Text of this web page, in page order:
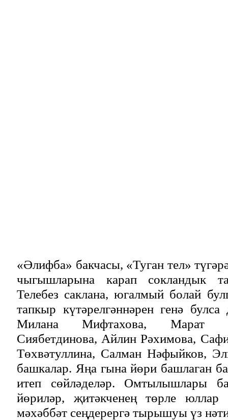
«Әлифба» бакчасы, «Туган тел»
чыгышларына карап сокландык
Телебез саклана, югалмый болай
тапкыр күтәрелгәннәрен генә
Милана Мифтахова, Марат
Сиябетдинова, Айлин Рәхимова,
Төхвәтуллина, Салман Нәфыйков,
башкалар. Яңа гына йөри башлаган
итеп сөйләделәр. Омтылышлары
йөриләр, җитәкченең төрле юллар
мәхәббәт сеңдерергә тырышуы үз